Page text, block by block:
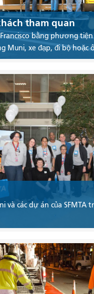
tham quan
bằng phương
Muni, xe đạp, đi bộ hoặc
và các dự án của SFMTA